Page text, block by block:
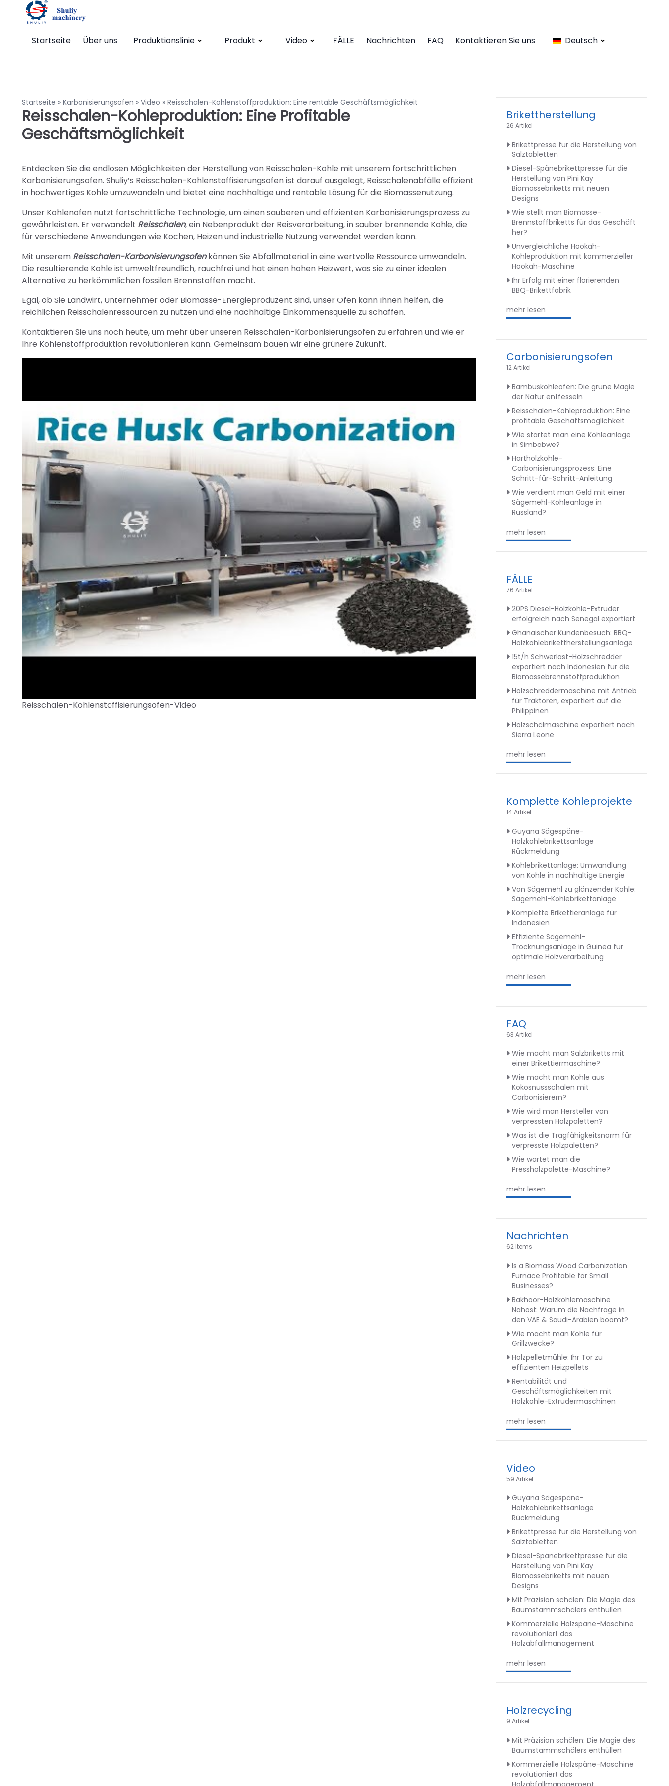
Startseite Über uns Produktionslinie Produkt Video FÄLLE Nachrichten FAQ Kontaktieren Sie uns Deutsch
Startseite » Karbonisierungsofen » Video » Reisschalen-Kohlenstoffproduktion: Eine rentable Geschäftsmöglichkeit
Reisschalen-Kohleproduktion: Eine Profitable
Geschäftsmöglichkeit
Entdecken Sie die endlosen Möglichkeiten der Herstellung von Reisschalen-Kohle mit unserem fortschrittlichen
Karbonisierungsofen. Shuliy’s Reisschalen-Kohlenstoffisierungsofen ist darauf ausgelegt, Reisschalenabfälle effizient
in hochwertiges Kohle umzuwandeln und bietet eine nachhaltige und rentable Lösung für die Biomassenutzung.
Unser Kohlenofen nutzt fortschrittliche Technologie, um einen sauberen und effizienten Karbonisierungsprozess zu
gewährleisten. Er verwandelt Reisschalen, ein Nebenprodukt der Reisverarbeitung, in sauber brennende Kohle, die
für verschiedene Anwendungen wie Kochen, Heizen und industrielle Nutzung verwendet werden kann.
Mit unserem Reisschalen-Karbonisierungsofenkönnen Sie Abfallmaterial in eine wertvolle Ressource umwandeln.
Die resultierende Kohle ist umweltfreundlich, rauchfrei und hat einen hohen Heizwert, was sie zu einer idealen
Alternative zu herkömmlichen fossilen Brennstoffen macht.
Egal, ob Sie Landwirt, Unternehmer oder Biomasse-Energieproduzent sind, unser Ofen kann Ihnen helfen, die
reichlichen Reisschalenressourcen zu nutzen und eine nachhaltige Einkommensquelle zu schaffen.
Kontaktieren Sie uns noch heute, um mehr über unseren Reisschalen-Karbonisierungsofen zu erfahren und wie er
Ihre Kohlenstoffproduktion revolutionieren kann. Gemeinsam bauen wir eine grünere Zukunft.
Reisschalen-Kohlenstoffisierungsofen-Video
Brikettherstellung
26 Artikel
Brikettpresse für die Herstellung von
Salztabletten
Diesel-Spänebrikettpresse für die
Herstellung von Pini Kay
Biomassebriketts mit neuen
Designs
Wie stellt man Biomasse-
Brennstoffbriketts für das Geschäft
her?
Unvergleichliche Hookah-
Kohleproduktion mit kommerzieller
Hookah-Maschine
Ihr Erfolg mit einer florierenden
BBQ-Brikettfabrik
mehr lesen
Carbonisierungsofen
12 Artikel
Bambuskohleofen: Die grüne Magie
der Natur entfesseln
Reisschalen-Kohleproduktion: Eine
profitable Geschäftsmöglichkeit
Wie startet man eine Kohleanlage
in Simbabwe?
Hartholzkohle-
Carbonisierungsprozess: Eine
Schritt-für-Schritt-Anleitung
Wie verdient man Geld mit einer
Sägemehl-Kohleanlage in
Russland?
mehr lesen
FÄLLE
76 Artikel
20PS Diesel-Holzkohle-Extruder
erfolgreich nach Senegal exportiert
Ghanaischer Kundenbesuch: BBQ-
Holzkohlebrikettherstellungsanlage
15t/h Schwerlast-Holzschredder
exportiert nach Indonesien für die
Biomassebrennstoffproduktion
Holzschreddermaschine mit Antrieb
für Traktoren, exportiert auf die
Philippinen
Holzschälmaschine exportiert nach
Sierra Leone
mehr lesen
Komplette Kohleprojekte
14 Artikel
Guyana Sägespäne-
Holzkohlebrikettsanlage
Rückmeldung
Kohlebrikettanlage: Umwandlung
von Kohle in nachhaltige Energie
Von Sägemehl zu glänzender Kohle:
Sägemehl-Kohlebrikettanlage
Komplette Brikettieranlage für
Indonesien
Effiziente Sägemehl-
Trocknungsanlage in Guinea für
optimale Holzverarbeitung
mehr lesen
FAQ
63 Artikel
Wie macht man Salzbriketts mit
einer Brikettiermaschine?
Wie macht man Kohle aus
Kokosnussschalen mit
Carbonisierern?
Wie wird man Hersteller von
verpressten Holzpaletten?
Was ist die Tragfähigkeitsnorm für
verpresste Holzpaletten?
Wie wartet man die
Pressholzpalette-Maschine?
mehr lesen
Nachrichten
62 Items
Is a Biomass Wood Carbonization
Furnace Profitable for Small
Businesses?
Bakhoor-Holzkohlemaschine
Nahost: Warum die Nachfrage in
den VAE & Saudi-Arabien boomt?
Wie macht man Kohle für
Grillzwecke?
Holzpelletmühle: Ihr Tor zu
effizienten Heizpellets
Rentabilität und
Geschäftsmöglichkeiten mit
Holzkohle-Extrudermaschinen
mehr lesen
Video
59 Artikel
Guyana Sägespäne-
Holzkohlebrikettsanlage
Rückmeldung
Brikettpresse für die Herstellung von
Salztabletten
Diesel-Spänebrikettpresse für die
Herstellung von Pini Kay
Biomassebriketts mit neuen
Designs
Mit Präzision schälen: Die Magie des
Baumstammschälers enthüllen
Kommerzielle Holzspäne-Maschine
revolutioniert das
Holzabfallmanagement
mehr lesen
Holzrecycling
9 Artikel
Mit Präzision schälen: Die Magie des
Baumstammschälers enthüllen
Kommerzielle Holzspäne-Maschine
revolutioniert das
Holzabfallmanagement